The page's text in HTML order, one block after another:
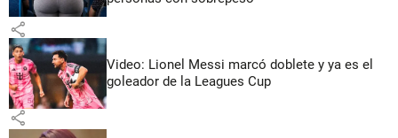
share
Video: Lionel Messi marcó doblete y ya es el
goleador de la Leagues Cup
share